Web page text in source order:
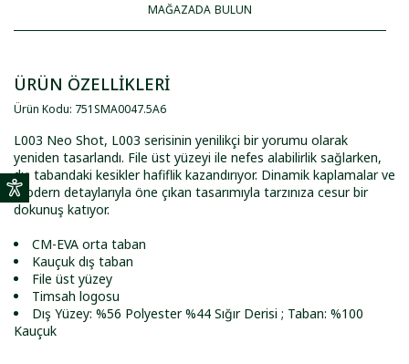
MAĞAZADA BULUN
ÜRÜN ÖZELLİKLERİ
Ürün Kodu: 751SMA0047.5A6
L003 Neo Shot, L003 serisinin yenilikçi bir yorumu olarak
yeniden tasarlandı. File üst yüzeyi ile nefes alabilirlik sağlarken,
dış tabandaki kesikler hafiflik kazandırıyor. Dinamik kaplamalar ve
modern detaylarıyla öne çıkan tasarımıyla tarzınıza cesur bir
dokunuş katıyor.
CM-EVA orta taban
Kauçuk dış taban
File üst yüzey
Timsah logosu
Dış Yüzey: %56 Polyester %44 Sığır Derisi ; Taban: %100
Kauçuk